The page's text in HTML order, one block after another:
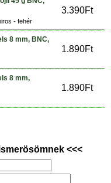
3.390Ft
- fehér
8 mm, BNC,
1.890Ft
8 mm,
1.890Ft
<<<